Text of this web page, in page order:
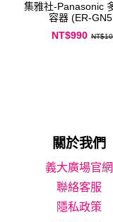
集雅社-Panasonic
容器 (ER-
NT$990
關於我們
義大廣場官網
聯絡客服
隱私政策